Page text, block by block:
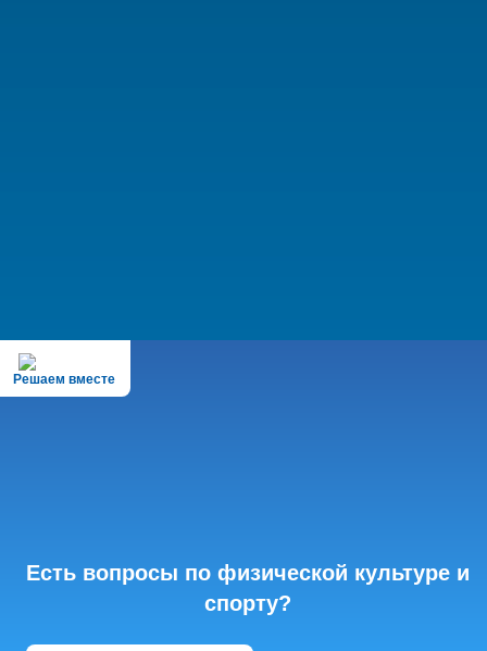
Решаем вместе
Есть вопросы по физической культуре и
спорту?